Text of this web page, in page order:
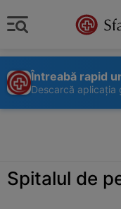
Întreabă rapid
Descarcă aplicația
Spitalul de